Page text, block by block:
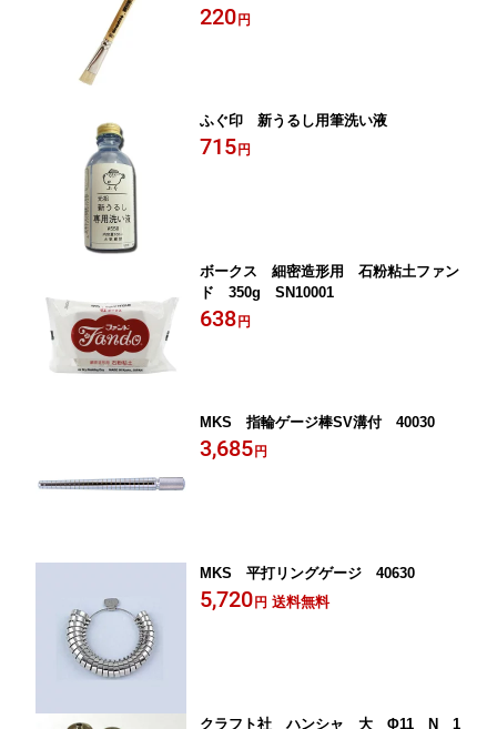
220 円
ふぐ印 新うるし用筆洗い液
715 円
ボークス 細密造形用 石粉粘土ファン
ド 350g SN10001
638 円
MKS 指輪ゲージ棒SV溝付 40030
3,685 円
MKS 平打リングゲージ 40630
5,720 円 送料無料
クラフト社 ハンシャ 大 Φ11 N 1